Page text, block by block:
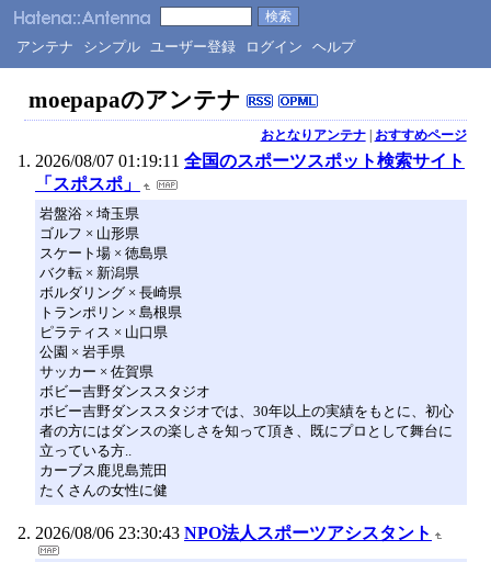
アンテナ シンプル ユーザー登録 ログイン ヘルプ
moepapaのアンテナ
おとなりアンテナ| おすすめページ
2026/08/07 01:19:11 全国のスポーツスポット検索サイト
「スポスポ」
岩盤浴 × 埼玉県
ゴルフ × 山形県
スケート場 × 徳島県
バク転 × 新潟県
ボルダリング × 長崎県
トランポリン × 島根県
ピラティス × 山口県
公園 × 岩手県
サッカー × 佐賀県
ボビー吉野ダンススタジオ
ボビー吉野ダンススタジオでは、30年以上の実績をもとに、初心
者の方にはダンスの楽しさを知って頂き、既にプロとして舞台に
立っている方..
カーブス鹿児島荒田
たくさんの女性に健
2026/08/06 23:30:43 NPO法人スポーツアシスタント